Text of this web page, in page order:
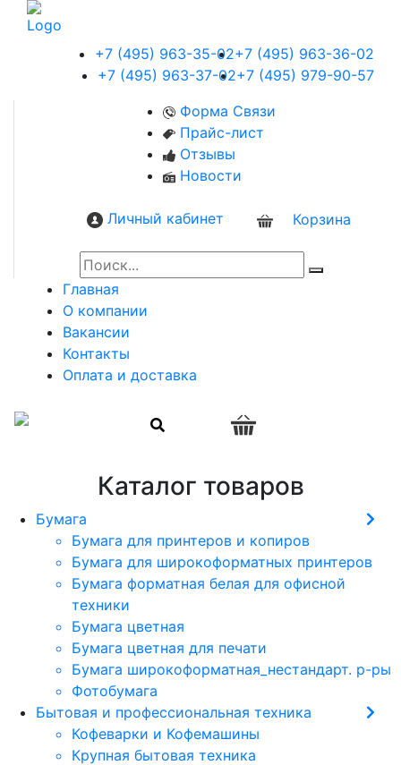
+7 (495) 963-35-02+7 (495) 963-36-02
+7 (495) 963-37-02+7 (495) 979-90-57
Форма Связи
Прайс-лист
Отзывы
Новости
Личный кабинет Корзина
Главная
О компании
Вакансии
Контакты
Оплата и доставка
Каталог товаров
Бумага
Бумага для принтеров и копиров
Бумага для широкоформатных принтеров
Бумага форматная белая для офисной
техники
Бумага цветная
Бумага цветная для печати
Бумага широкоформатная_нестандарт. р-ры
Фотобумага
Бытовая и профессиональная техника
Кофеварки и Кофемашины
Крупная бытовая техника